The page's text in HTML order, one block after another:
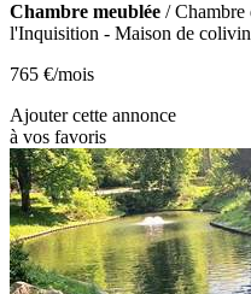
Chambre meublée / Chambre
l'Inquisition - Maison de
765 €/mois
Ajouter cette annonce
à vos favoris